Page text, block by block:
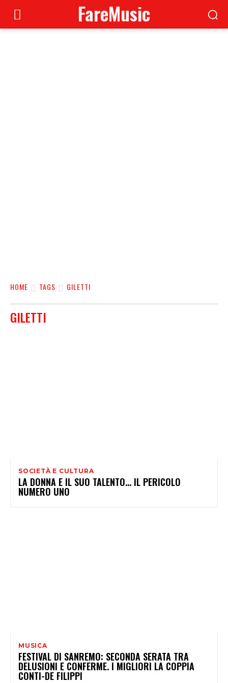
FareMusic
HOME TAGS GILETTI
GILETTI
SOCIETÀ E CULTURA
LA DONNA E IL SUO TALENTO… IL PERICOLO
NUMERO UNO
MUSICA
FESTIVAL DI SANREMO: SECONDA SERATA TRA
DELUSIONI E CONFERME. I MIGLIORI LA COPPIA
CONTI-DE FILIPPI